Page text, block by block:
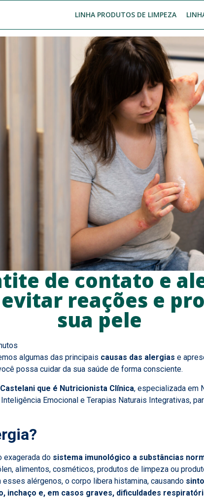
LINHA PRODUTOS DE LIMPEZA
de contato e
reações e
sua pele
algumas das principais causas das alergias e
possa cuidar da sua saúde de forma consciente.
que é Nutricionista Clínica, especializada em
Emocional e Terapias Naturais Integrativas,
exagerada do sistema imunológico a substâncias
alimentos, cosméticos, produtos de limpeza ou
esses alérgenos, o corpo libera histamina, causando
inchaço e, em casos graves, dificuldades